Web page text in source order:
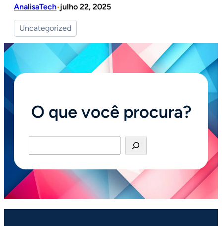
AnalisaTech•julho 22, 2025
Uncategorized
O que você procura?